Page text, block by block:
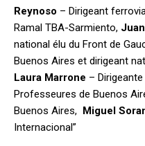
Reynoso – Dirigeant
Ramal TBA-Sarmiento,
national élu du Front de
Buenos Aires et dirigeant
Laura Marrone –
Professeures de Buenos
Buenos Aires, Miguel
Internacional”